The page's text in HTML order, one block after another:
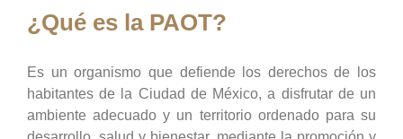
¿Qué es la PAOT?
Es un organismo que defiende los derechos de los
habitantes de la Ciudad de México, a disfrutar de un
ambiente adecuado y un territorio ordenado para su